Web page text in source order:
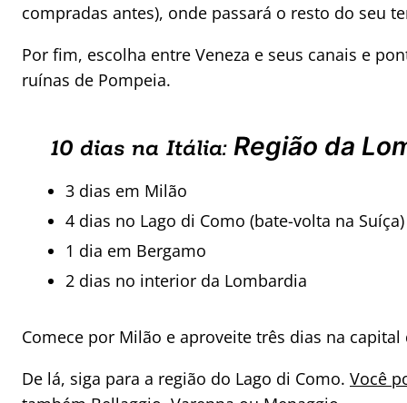
compradas antes), onde passará o resto do seu
Por fim, escolha entre Veneza e seus canais e
ruínas de Pompeia.
10 dias na Itália: Região da
3 dias em Milão
4 dias no Lago di Como (bate-volta na Suíça)
1 dia em Bergamo
2 dias no interior da Lombardia
Comece por Milão e aproveite três dias na
De lá, siga para a região do Lago di Como. Você